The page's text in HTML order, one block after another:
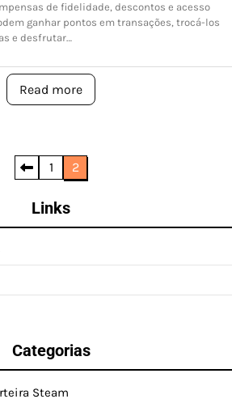
de fidelidade, descontos e acesso
ganhar pontos em transações, trocá-los
e desfrutar…
Read more
1 2
Links
Categorias
Steam